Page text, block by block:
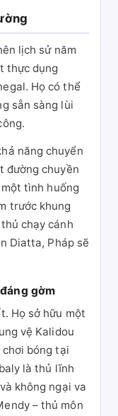
lịch sử năm
thực dụng
Họ có thể
sẵn sàng lùi
năng chuyển
đường chuyền
tình huống
trước khung
chạy cánh
Diatta, Pháp sẽ
gờm
Họ sở hữu một
vệ Kalidou
chơi bóng tại
là thủ lĩnh
không ngại va
– thủ môn